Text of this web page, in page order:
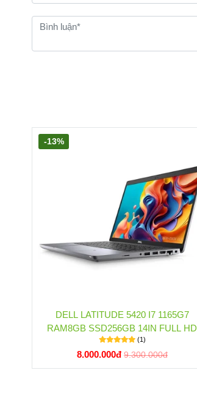
DELL LATITUDE 5420 I7 1165G7
RAM8GB SSD256GB 14IN FULL HD
(1)
8.000.000đ 9.300.000đ
-13%